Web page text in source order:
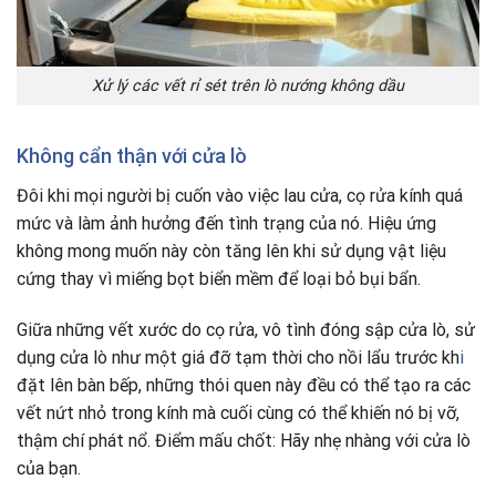
Xử lý các vết rỉ sét trên lò nướng không dầu
Không cẩn thận với cửa lò
Đôi khi mọi người bị cuốn vào việc lau cửa, cọ rửa kính quá
mức và làm ảnh hưởng đến tình trạng của nó. Hiệu ứng
không mong muốn này còn tăng lên khi sử dụng vật liệu
cứng thay vì miếng bọt biển mềm để loại bỏ bụi bẩn.
Giữa những vết xước do cọ rửa, vô tình đóng sập cửa lò, sử
dụng cửa lò như một giá đỡ tạm thời cho nồi lẩu trước khi
đặt lên bàn bếp, những thói quen này đều có thể tạo ra các
vết nứt nhỏ trong kính mà cuối cùng có thể khiến nó bị vỡ,
thậm chí phát nổ. Điểm mấu chốt: Hãy nhẹ nhàng với cửa lò
của bạn.